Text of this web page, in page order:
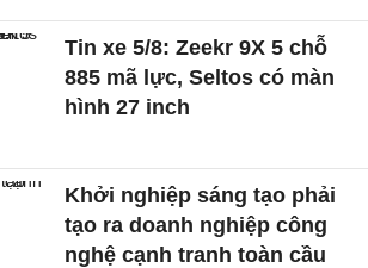
Tin xe 5/8: Zeekr 9X 5 chỗ
885 mã lực, Seltos có màn
hình 27 inch
Khởi nghiệp sáng tạo phải
tạo ra doanh nghiệp công
nghệ cạnh tranh toàn cầu